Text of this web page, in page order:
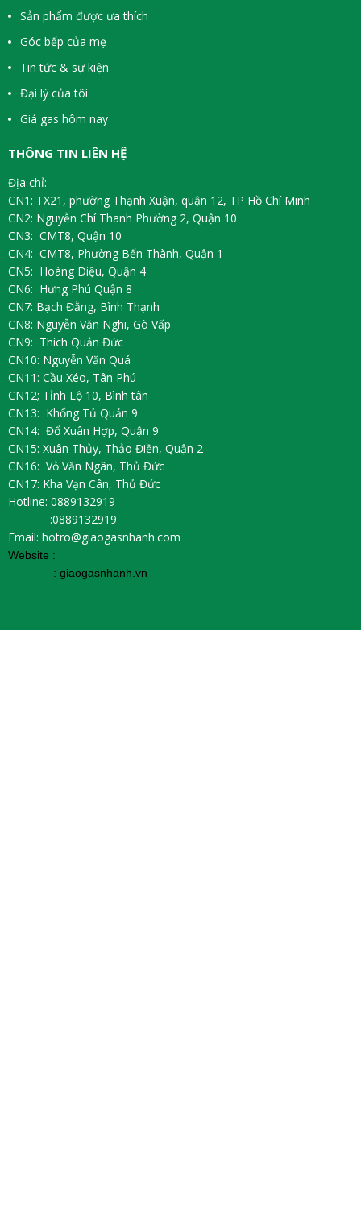
Sản phẩm được ưa thích
Góc bếp của mẹ
Tin tức & sự kiện
Đại lý của tôi
Giá gas hôm nay
THÔNG TIN LIÊN HỆ
Địa chỉ:
CN1: TX21, phường Thạnh Xuận, quận 12, TP Hồ Chí Minh
CN2: Nguyễn Chí Thanh Phường 2, Quận 10
CN3: CMT8, Quận 10
CN4: CMT8, Phường Bến Thành, Quận 1
CN5: Hoàng Diệu, Quận 4
CN6: Hưng Phú Quận 8
CN7: Bạch Đằng, Bình Thạnh
CN8: Nguyễn Văn Nghi, Gò Vấp
CN9: Thích Quản Đức
CN10: Nguyễn Văn Quá
CN11: Cầu Xéo, Tân Phú
CN12; Tỉnh Lộ 10, Bình tân
CN13: Khổng Tủ Quản 9
CN14: Đổ Xuân Hợp, Quận 9
CN15: Xuân Thủy, Thảo Điền, Quận 2
CN16: Vỏ Văn Ngân, Thủ Đức
CN17: Kha Vạn Cân, Thủ Đức
Hotline: 0889132919
:0889132919
Email: hotro@giaogasnhanh.com
Website :
: giaogasnhanh.vn